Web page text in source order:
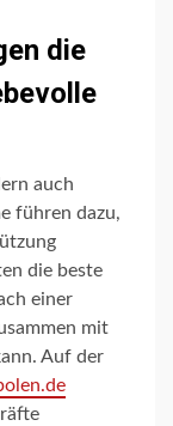
die
auch
führen dazu,
die beste
einer
mit
Auf der